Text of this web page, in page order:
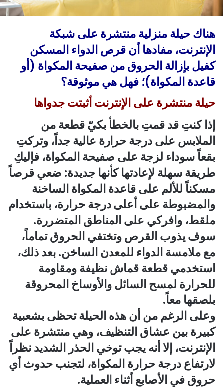
ي
ا
هناك حيلة منزلية منتشرة على شبكة
الإنترنت، مفادها أن قرص الدواء المسكن
كفيل بإزالة الحروق من صفيحة المكواة (أو
قاعدة المكواة)؛ فهل هي موثوقة؟
حيلة منتشرة على الإنترنت أثبتت جدواها
إذا كنتِ قد قمتِ بالخطأ بكيّ قطعة من
الملابس على درجة حرارة عالية جداً، وتركتِ
بقعاً سوداء لزجة على صفيحة المكواة، فإليكِ
طريقة سهلة لإعادتها كأنها جديدة: ضعي قرصاً
مسكناً للألم على قاعدة المكواة الساخنة
والمضبوطة على أعلى درجة حرارة، باستخدام
ملقط، وافركي على المناطق المتضررة.
سوف يذوب القرص وتختفي الحروق تماماً،
مع ملامسة الدواء للمعدن الساخن. بعد ذلك،
استخدمي قطعة قماش نظيفة ومقاومة
للحرارة لمسح السائل والأوساخ المحروقة
بلصقها معاً.
وعلى الرغم من أن هذه الحيلة تحظى بشعبية
كبيرة بين عشاق التنظيف، وهي منتشرة على
الإنترنت، إلا أنه يجب توخي الحذر الشديد نظراً
لارتفاع درجة حرارة المكواة، لتجنب حدوث أي
حروق في الأصابع أثناء العملية.